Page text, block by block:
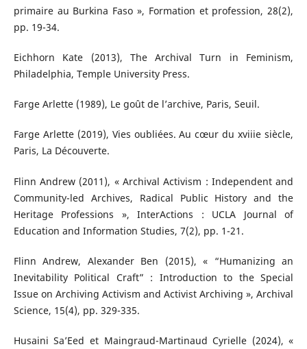
primaire au Burkina Faso », Formation et profession, 28(2),
pp. 19-34.
Eichhorn Kate (2013), The Archival Turn in Feminism,
Philadelphia, Temple University Press.
Farge Arlette (1989), Le goût de l’archive, Paris, Seuil.
Farge Arlette (2019), Vies oubliées. Au cœur du xviiie siècle,
Paris, La Découverte.
Flinn Andrew (2011), « Archival Activism : Independent and
Community-led Archives, Radical Public History and the
Heritage Professions », InterActions : UCLA Journal of
Education and Information Studies, 7(2), pp. 1-21.
Flinn Andrew, Alexander Ben (2015), « “Humanizing an
Inevitability Political Craft” : Introduction to the Special
Issue on Archiving Activism and Activist Archiving », Archival
Science, 15(4), pp. 329-335.
Husaini Sa’Eed et Maingraud-Martinaud Cyrielle (2024), «